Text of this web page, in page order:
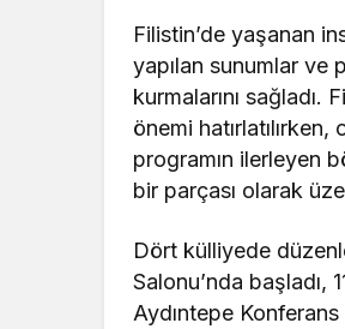
Filistin’de yaşanan
yapılan sunumlar ve
kurmalarını sağladı.
önemi
programın ilerleyen
bir parçası olarak
Dört külliyede
Salonu’nda başladı,
Aydıntepe